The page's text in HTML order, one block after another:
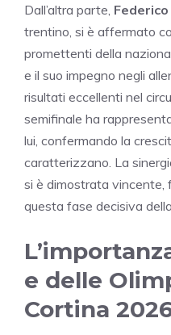
Dall’altra parte,
trentino, si è affermato
promettenti della
e il suo impegno negli
risultati eccellenti nel
semifinale ha
lui, confermando la
caratterizzano. La
si è dimostrata vincente,
questa fase decisiva
e delle
Cortina